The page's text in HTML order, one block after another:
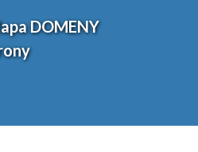
DOMENY